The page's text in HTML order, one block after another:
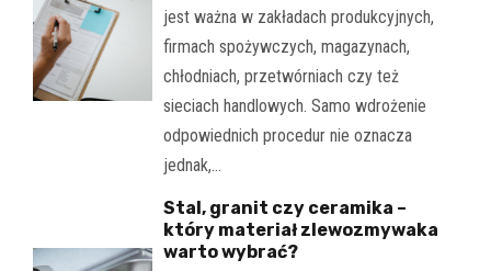
jest ważna w zakładach produkcyjnych,
firmach spożywczych, magazynach,
chłodniach, przetwórniach czy też
sieciach handlowych. Samo wdrożenie
odpowiednich procedur nie oznacza
jednak,…
Stal, granit czy ceramika –
który materiał zlewozmywaka
warto wybrać?